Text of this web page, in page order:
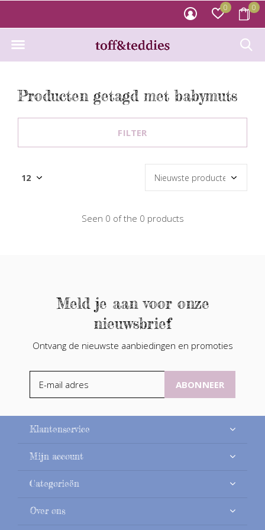
0 0
Producten getagd met babymuts
FILTER
Seen 0 of the 0 products
Meld je aan voor onze
nieuwsbrief
Ontvang de nieuwste aanbiedingen en promoties
ABONNEER
Klantenservice
Mijn account
Categorieën
Over ons